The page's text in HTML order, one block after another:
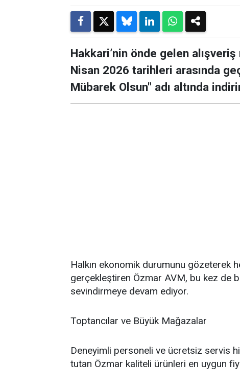
Hakkari’nin önde gelen
Nisan 2026 tarihleri arasında
Mübarek Olsun" adı altında
Halkın ekonomik durumunu gözeterek
gerçekleştiren Özmar AVM, bu kez de
sevindirmeye devam ediyor.
Toptancılar ve Büyük Mağazalar
Deneyimli personeli ve ücretsiz servis
tutan Özmar kaliteli ürünleri en uygun